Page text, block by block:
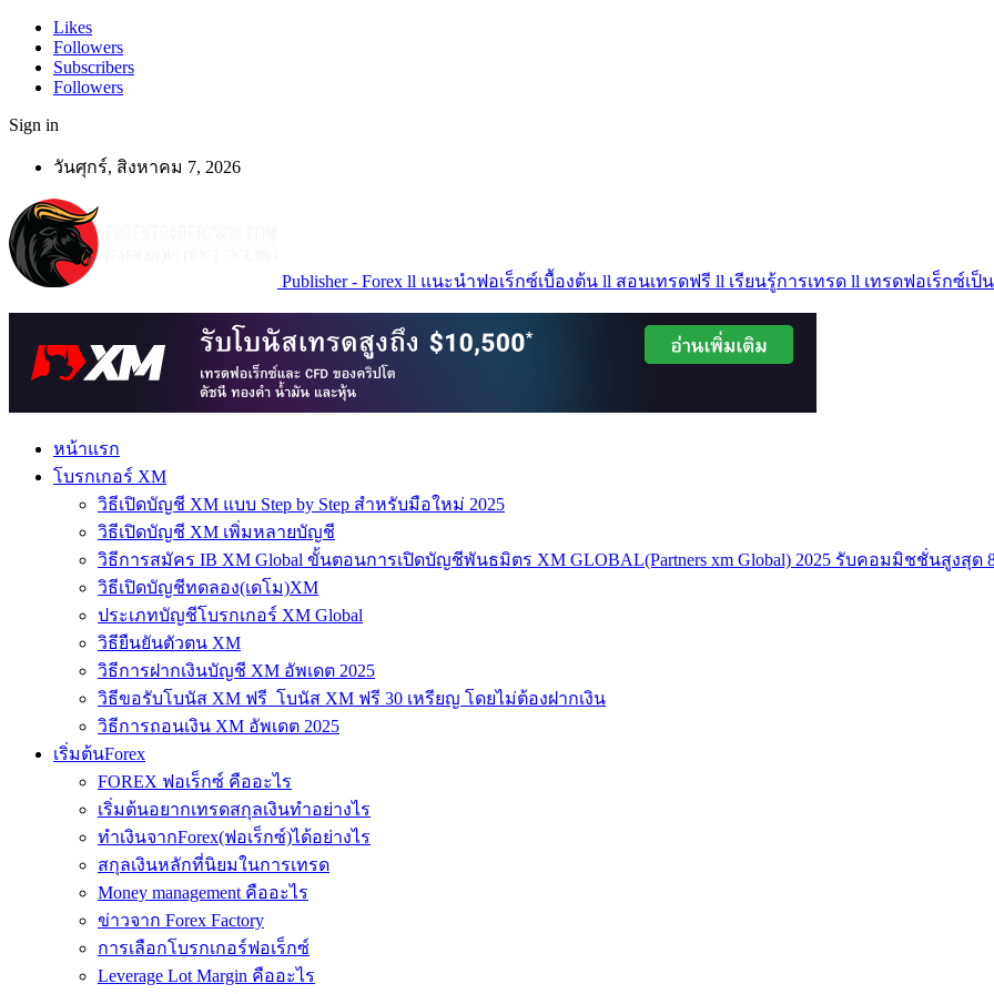
Likes
Followers
Subscribers
Followers
Sign in
วันศุกร์, สิงหาคม 7, 2026
Publisher - Forex ll แนะนำฟอเร็กซ์เบื้องต้น ll สอนเทรดฟรี ll เรียนรู้การเทรด ll เทรดฟอเร็กซ์เป็
หน้าแรก
โบรกเกอร์ XM
วิธีเปิดบัญชี XM แบบ Step by Step สำหรับมือใหม่ 2025
วิธีเปิดบัญชี XM เพิ่มหลายบัญชี
วิธีการสมัคร IB XM Global ขั้นตอนการเปิดบัญชีพันธมิตร XM GLOBAL(Partners xm Global) 2025 รับคอมมิชชั่นสูงสุด
วิธีเปิดบัญชีทดลอง(เดโม)XM
ประเภทบัญชีโบรกเกอร์ XM Global
วิธียืนยันตัวตน XM
วิธีการฝากเงินบัญชี XM อัพเดต 2025
วิธีขอรับโบนัส XM ฟรี โบนัส XM ฟรี 30 เหรียญ โดยไม่ต้องฝากเงิน
วิธีการถอนเงิน XM อัพเดต 2025
เริ่มต้นForex
FOREX ฟอเร็กซ์ คืออะไร
เริ่มต้นอยากเทรดสกุลเงินทำอย่างไร
ทำเงินจากForex(ฟอเร็กซ์)ได้อย่างไร
สกุลเงินหลักที่นิยมในการเทรด
Money management คืออะไร
ข่าวจาก Forex Factory
การเลือกโบรกเกอร์ฟอเร็กซ์
Leverage Lot Margin คืออะไร